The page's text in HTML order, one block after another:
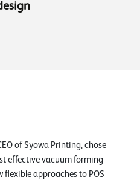
of Syowa Printing, chose
effective vacuum forming
approaches to POS